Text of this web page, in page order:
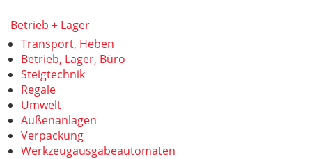
Betrieb + Lager
Transport, Heben
Betrieb, Lager, Büro
Steigtechnik
Regale
Umwelt
Außenanlagen
Verpackung
Werkzeugausgabeautomaten